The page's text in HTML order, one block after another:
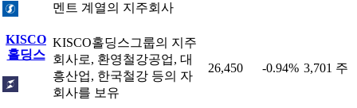
멘트 계열의 지주회사
KISCO
홀딩스
KISCO홀딩스그룹의 지주
회사로, 환영철강공업, 대
흥산업, 한국철강 등의 자
회사를 보유
26,450 -0.94% 3,701 주